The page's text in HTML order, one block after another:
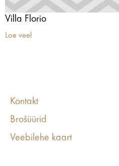
Villa Florio
Loe veel
Kontakt
Brošüürid
Veebilehe kaart